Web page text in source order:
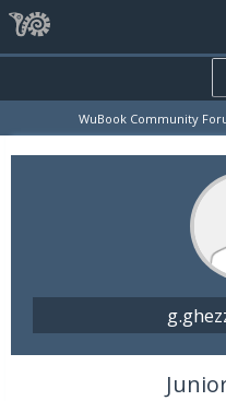
WuBook Community